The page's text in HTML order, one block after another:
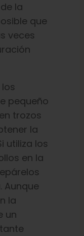
la
que
veces
pequeño
trozos
la
utiliza los
en la
Aunque
la
un